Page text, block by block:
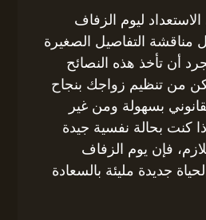
ليوم الزفاف
التفاصيل الصغيرة
أن تأخذ هذه النصائح
من تنظيم زواجك بنجاح
بسهولة ومن غير
كنت بحالة نفسية جيدة
فإن يوم الزفاف
جديدة مليئة بالسعادة